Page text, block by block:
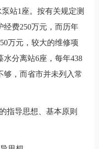
站1座。按有关规定测
经费250万元，而历年
万元，较大的维修项
水分离站6座，每年438
够，而省市并未列入常
指导思想、基本原则